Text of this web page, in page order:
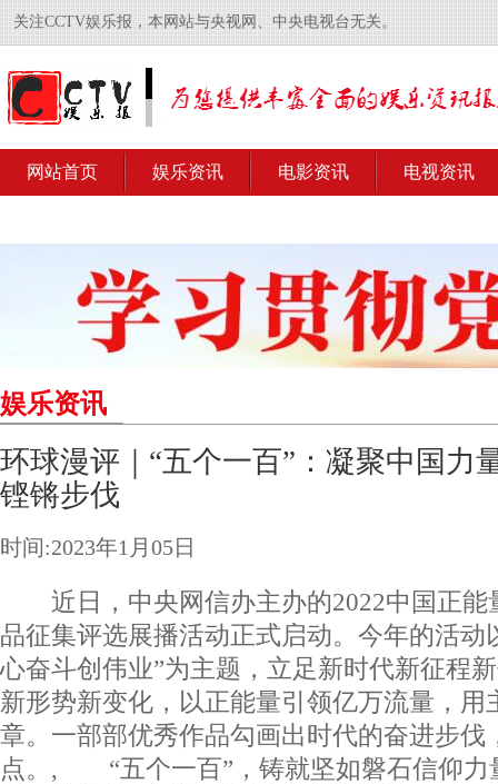
关注CCTV娱乐报，本网站与央视网、中央电视台无关。
网站首页 娱乐资讯 电影资讯 电视资讯
娱乐资讯
环球漫评｜“五个一百”：凝聚中国力
铿锵步伐
时间:2023年1月05日
近日，中央网信办主办的2022中国正能
品征集评选展播活动正式启动。今年的活动
心奋斗创伟业”为主题，立足新时代新征程
新形势新变化，以正能量引领亿万流量，用
章。一部部优秀作品勾画出时代的奋进步伐
点。, “五个一百”，铸就坚如磐石信仰力